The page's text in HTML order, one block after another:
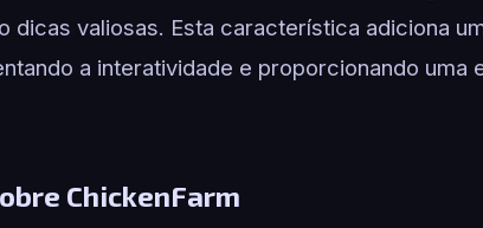
dicas valiosas. Esta característica adiciona
a interatividade e proporcionando uma
ChickenFarm